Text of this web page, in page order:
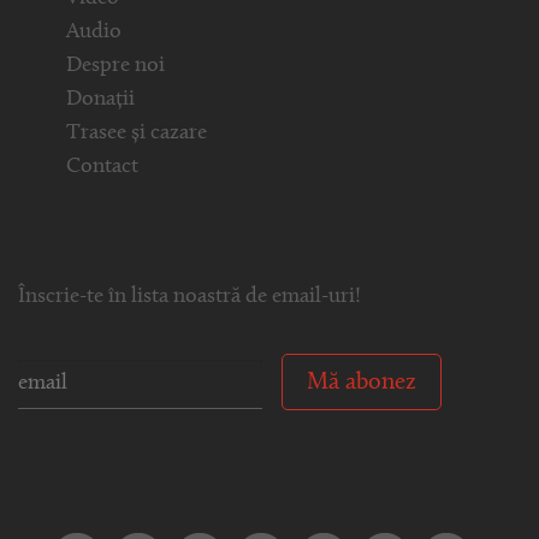
Audio
Despre noi
Donații
Trasee și cazare
Contact
Înscrie-te în lista noastră de email-uri!
Mă abonez